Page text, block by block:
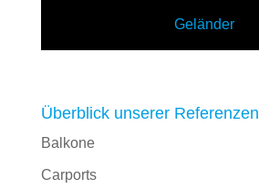
Geländer
Überblick unserer Referenzen
Balkone
Carports